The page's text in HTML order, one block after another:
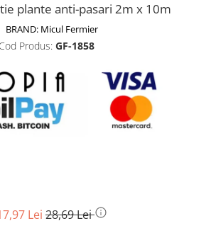
fierastraie
porumb
plante anti-pasari 2m x 10m
BRAND: Micul Fermier
Cod Produs: GF-1858
Lei 28,69 Lei